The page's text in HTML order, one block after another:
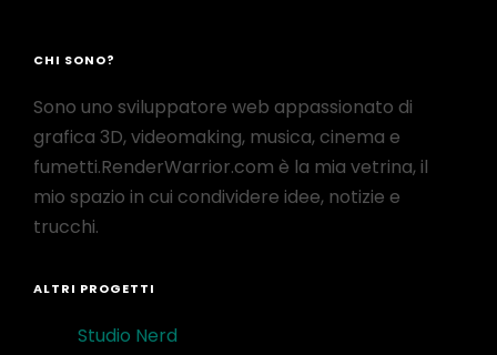
CHI SONO?
Sono uno sviluppatore web appassionato di
grafica 3D, videomaking, musica, cinema e
fumetti.RenderWarrior.com è la mia vetrina, il
mio spazio in cui condividere idee, notizie e
trucchi.
ALTRI PROGETTI
Studio Nerd